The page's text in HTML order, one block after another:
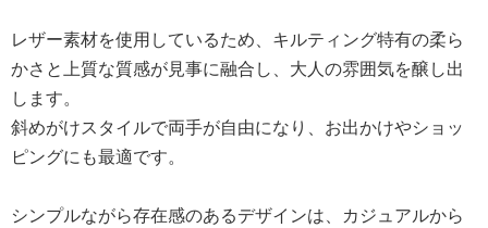
レザー素材を使用しているため、キルティング特有の柔ら
かさと上質な質感が見事に融合し、大人の雰囲気を醸し出
します。
斜めがけスタイルで両手が自由になり、お出かけやショッ
ピングにも最適です。
シンプルながら存在感のあるデザインは、カジュアルから